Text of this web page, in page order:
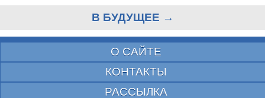
В БУДУЩЕЕ →
О САЙТЕ
КОНТАКТЫ
РАССЫЛКА